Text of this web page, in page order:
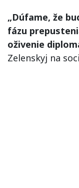
„Dúfame, že
fázu
oživenie
Zelenskyj na